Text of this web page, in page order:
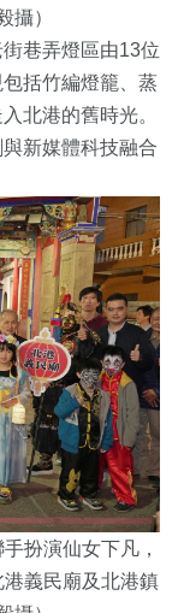
攝）
巷弄燈區由13位
括竹編燈籠、蒸
北港的舊時光。
新媒體科技融合
扮演仙女下凡，
義民廟及北港鎮